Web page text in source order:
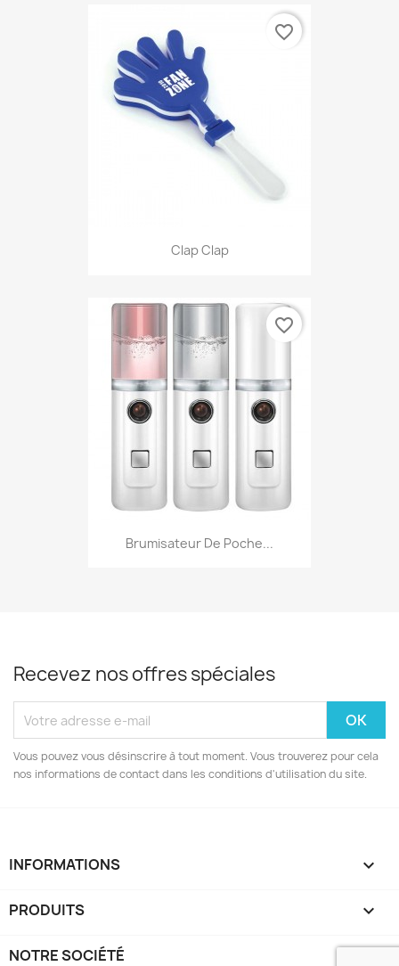
Clap Clap
favorite_border
Brumisateur De Poche...
favorite_border
Recevez nos offres spéciales
Vous pouvez vous désinscrire à tout moment. Vous trouverez pour cela
nos informations de contact dans les conditions d'utilisation du site.
INFORMATIONS keyboard_arrow_down
PRODUITS 
NOTRE SOCIÉTÉ